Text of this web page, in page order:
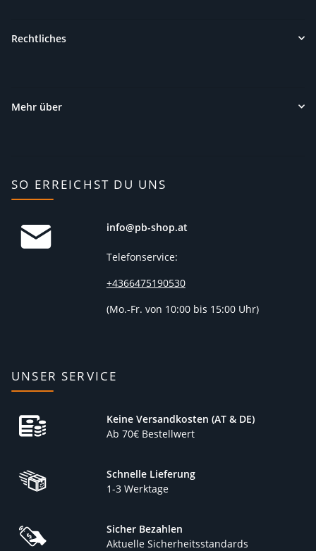
Rechtliches
Mehr über
SO ERREICHST DU UNS
info@pb-shop.at
Telefonservice:
+4366475190530
(Mo.-Fr. von 10:00 bis 15:00 Uhr)
UNSER SERVICE
Keine Versandkosten (AT & DE)
Ab 70€ Bestellwert
Schnelle Lieferung
1-3 Werktage
Sicher Bezahlen
Aktuelle Sicherheitsstandards